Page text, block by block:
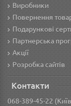
Виробники
Повернення
Подарункові
Партнерська
Акції
Розробка сайтів
Контакти
068-389-45-22